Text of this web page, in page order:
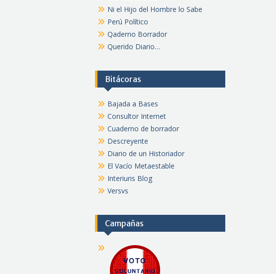
Ni el Hijo del Hombre lo Sabe
Perú Político
Qaderno Borrador
Querido Diario…
Bitácoras
Bajada a Bases
Consultor Internet
Cuaderno de borrador
Descreyente
Diario de un Historiador
El Vacío Metaestable
Interiuris Blog
Versvs
Campañas